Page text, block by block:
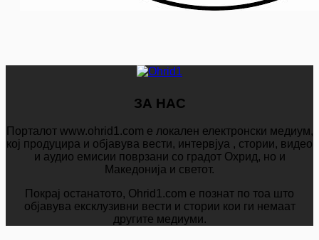
ЗА НАС
Порталот www.ohrid1.com е локален електронски медиум,
кој продуцира и објавува вести, интервјуа , стории, видео
и аудио емисии поврзани со градот Охрид, но и
Македонија и светот.
Покрај останатото, Ohrid1.com е познат по тоа што
објавува ексклузивни вести и стории кои ги немаат
другите медиуми.